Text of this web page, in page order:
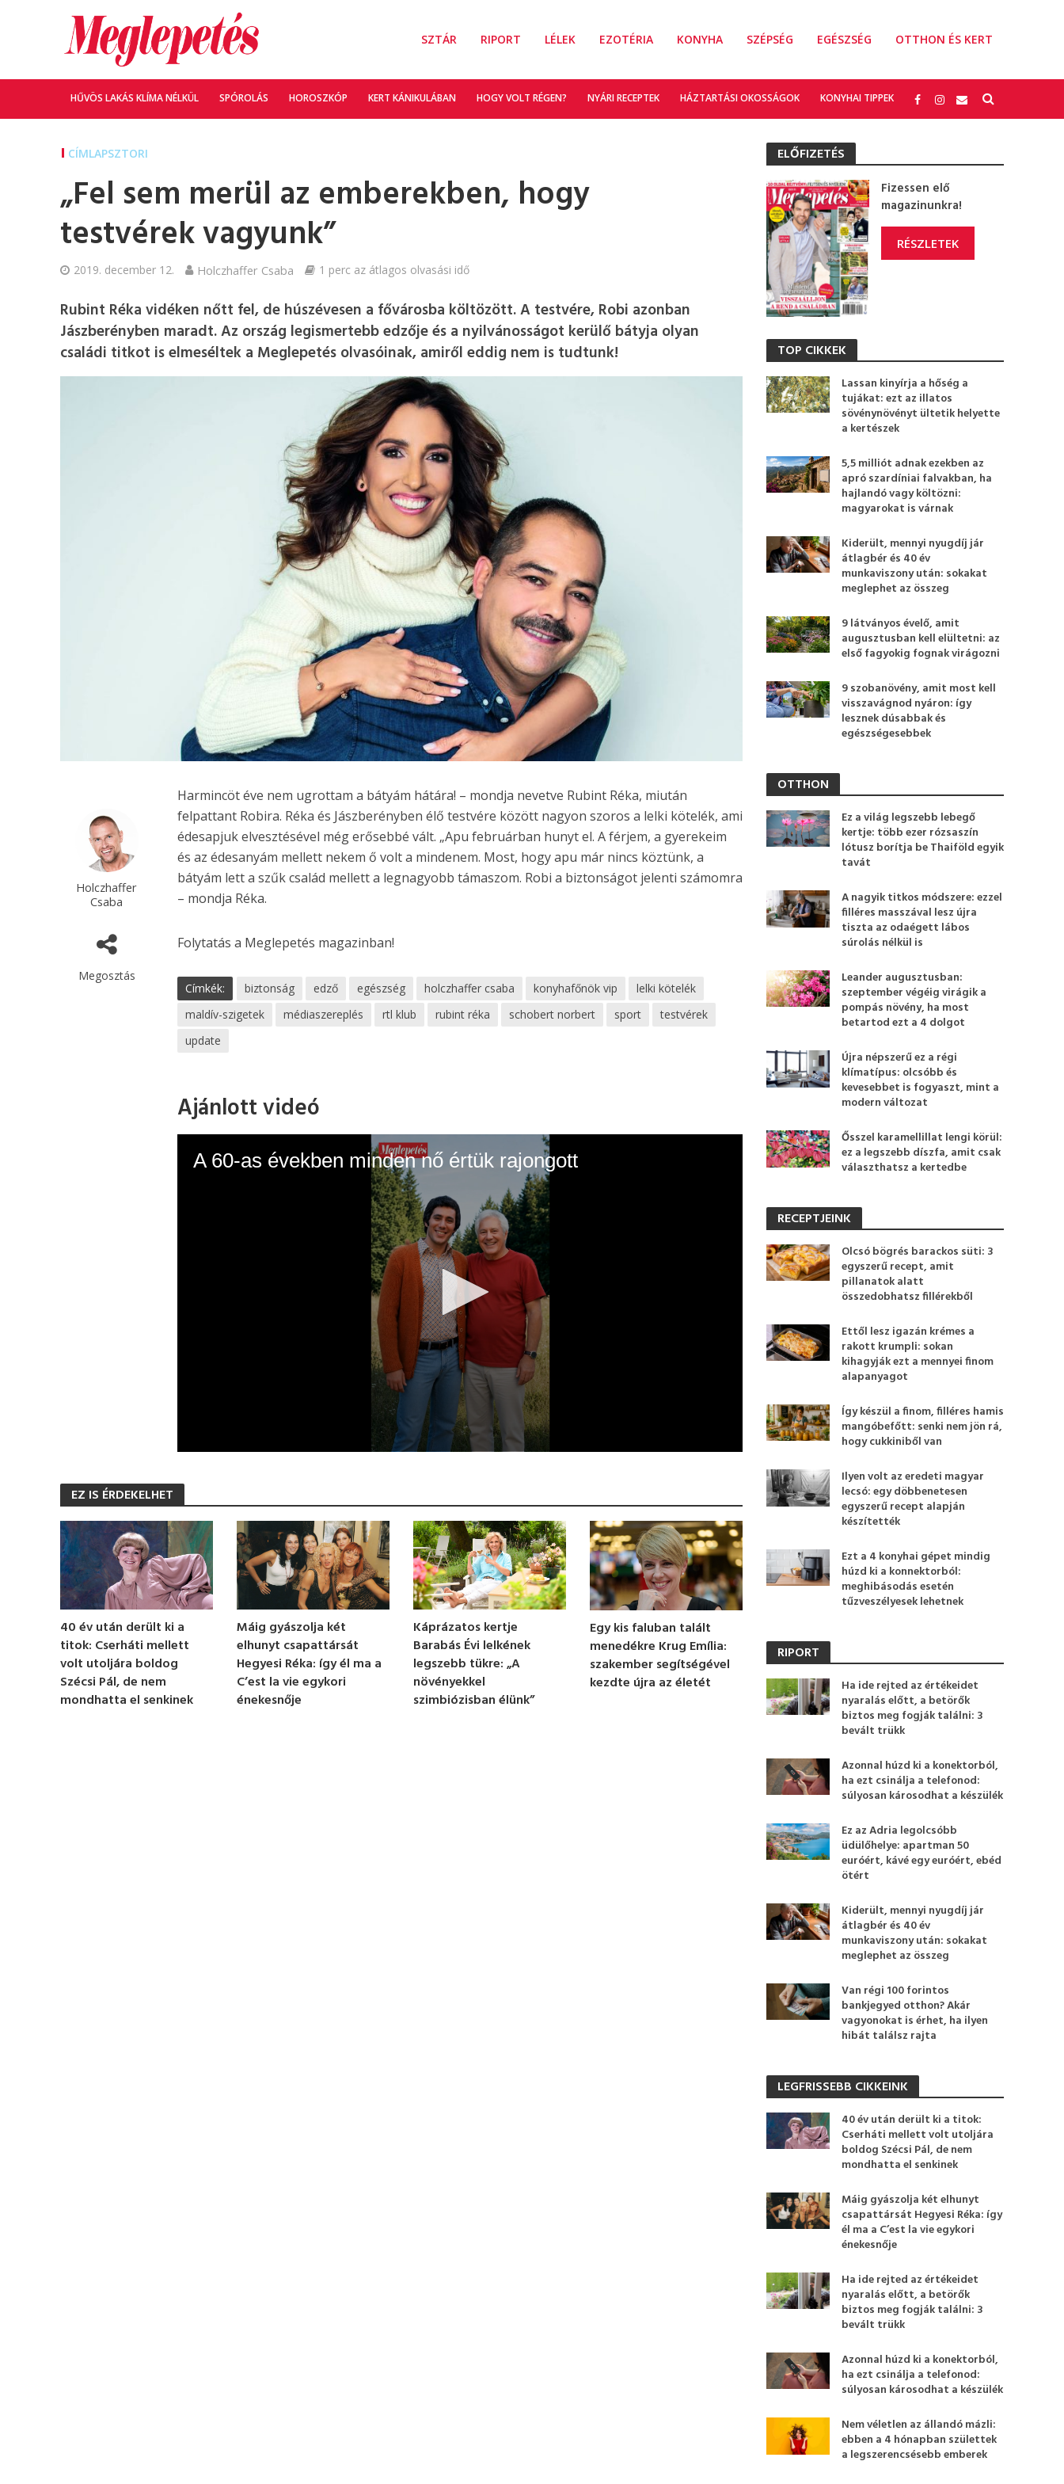
SZTÁR RIPORT LÉLEK EZOTÉRIA KONYHA SZÉPSÉG EGÉSZSÉG OTTHON ÉS KERT
HŰVÖS LAKÁS KLÍMA NÉLKÜL SPÓROLÁS HOROSZKÓP KERT KÁNIKULÁBAN HOGY VOLT RÉGEN? NYÁRI RECEPTEK HÁZTARTÁSI OKOSSÁGOK KONYHAI TIPPEK
CÍMLAPSZTORI
„Fel sem merül az emberekben, hogy
testvérek vagyunk”
2019. december 12. Holczhaffer Csaba 1 perc az átlagos olvasási idő
Rubint Réka vidéken nőtt fel, de húszévesen a fővárosba költözött. A testvére, Robi azonban
Jászberényben maradt. Az ország legismertebb edzője és a nyilvánosságot kerülő bátyja olyan
családi titkot is elmeséltek a Meglepetés olvasóinak, amiről eddig nem is tudtunk!
Holczhaffer
Csaba
Megosztás
Harmincöt éve nem ugrottam a bátyám hátára! – mondja nevetve Rubint Réka, miután
felpattant Robira. Réka és Jászberényben élő testvére között nagyon szoros a lelki kötelék, ami
édesapjuk elvesztésével még erősebbé vált. „Apu februárban hunyt el. A férjem, a gyerekeim
és az édesanyám mellett nekem ő volt a mindenem. Most, hogy apu már nincs köztünk, a
bátyám lett a szűk család mellett a legnagyobb támaszom. Robi a biztonságot jelenti számomra
– mondja Réka.
Folytatás a Meglepetés magazinban!
Címkék: biztonság edző egészség holczhaffer csaba konyhafőnök vip
lelki kötelék
maldív-szigetek
médiaszereplés rtl klub rubint réka schobert norbert sport
testvérek
update
Ajánlott videó
A 60-as években minden nő értük rajongott
e
o
n
d
s
o
f
1
9
s
e
c
o
n
d
V
EZ IS ÉRDEKELHET
40 év után derült ki a
titok: Cserháti mellett
volt utoljára boldog
Szécsi Pál, de nem
mondhatta el senkinek
Máig gyászolja két
elhunyt csapattársát
Hegyesi Réka: így él ma a
C’est la vie egykori
énekesnője
Káprázatos kertje
Barabás Évi lelkének
legszebb tükre: „A
növényekkel
szimbiózisban élünk”
Egy kis faluban talált
menedékre Krug Emília:
szakember segítségével
kezdte újra az életét
ELŐFIZETÉS
Fizessen elő
magazinunkra!
RÉSZLETEK
TOP CIKKEK
Lassan kinyírja a hőség a
tujákat: ezt az illatos
sövénynövényt ültetik helyette
a kertészek
5,5 milliót adnak ezekben az
apró szardíniai falvakban, ha
hajlandó vagy költözni:
magyarokat is várnak
Kiderült, mennyi nyugdíj jár
átlagbér és 40 év
munkaviszony után: sokakat
meglephet az összeg
9 látványos évelő, amit
augusztusban kell elültetni: az
első fagyokig fognak virágozni
9 szobanövény, amit most kell
visszavágnod nyáron: így
lesznek dúsabbak és
egészségesebbek
OTTHON
Ez a világ legszebb lebegő
kertje: több ezer rózsaszín
lótusz borítja be Thaiföld egyik
tavát
A nagyik titkos módszere: ezzel
filléres masszával lesz újra
tiszta az odaégett lábos
súrolás nélkül is
Leander augusztusban:
szeptember végéig virágik a
pompás növény, ha most
betartod ezt a 4 dolgot
Újra népszerű ez a régi
klímatípus: olcsóbb és
kevesebbet is fogyaszt, mint a
modern változat
Ősszel karamellillat lengi körül:
ez a legszebb díszfa, amit csak
választhatsz a kertedbe
RECEPTJEINK
Olcsó bögrés barackos süti: 3
egyszerű recept, amit
pillanatok alatt
összedobhatsz fillérekből
Ettől lesz igazán krémes a
rakott krumpli: sokan
kihagyják ezt a mennyei finom
alapanyagot
Így készül a finom, filléres hamis
mangóbefőtt: senki nem jön rá,
hogy cukkiniből van
Ilyen volt az eredeti magyar
lecsó: egy döbbenetesen
egyszerű recept alapján
készítették
Ezt a 4 konyhai gépet mindig
húzd ki a konnektorból:
meghibásodás esetén
tűzveszélyesek lehetnek
RIPORT
Ha ide rejted az értékeidet
nyaralás előtt, a betörők
biztos meg fogják találni: 3
bevált trükk
Azonnal húzd ki a konektorból,
ha ezt csinálja a telefonod:
súlyosan károsodhat a készülék
Ez az Adria legolcsóbb
üdülőhelye: apartman 50
euróért, kávé egy euróért, ebéd
ötért
Kiderült, mennyi nyugdíj jár
átlagbér és 40 év
munkaviszony után: sokakat
meglephet az összeg
Van régi 100 forintos
bankjegyed otthon? Akár
vagyonokat is érhet, ha ilyen
hibát találsz rajta
LEGFRISSEBB CIKKEINK
40 év után derült ki a titok:
Cserháti mellett volt utoljára
boldog Szécsi Pál, de nem
mondhatta el senkinek
Máig gyászolja két elhunyt
csapattársát Hegyesi Réka: így
él ma a C’est la vie egykori
énekesnője
Ha ide rejted az értékeidet
nyaralás előtt, a betörők
biztos meg fogják találni: 3
bevált trükk
Azonnal húzd ki a konektorból,
ha ezt csinálja a telefonod:
súlyosan károsodhat a készülék
Nem véletlen az állandó mázli:
ebben a 4 hónapban születtek
a legszerencsésebb emberek